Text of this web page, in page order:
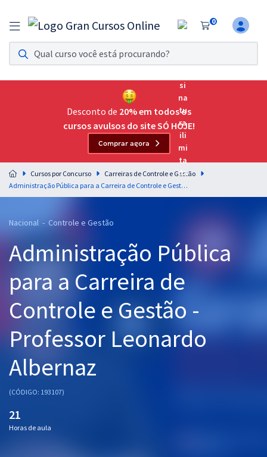
0
Assinatura Ilimitada 11
Acesso a todos os cursos. Teste grátis por 7 dias!
Assinatura OAB Até Passar
Acesso ilimitado a toda preparação para o Exame da
Residências Multiprofissionais
Preparação completa e intensiva para as principais
residências em saúde do Brasil
Cursos 20% OFF
Pós
Graduação
OAB
Mentorias
Questões grátis
Conteúdo gratuito
Desconto de 20% em todos os
cursos avulsos do site SÓ HOJE!
Comprar agora
Cursos por Concurso
Carreiras de Controle e Gestão
Administração Pública para a Carreira de Controle e Gestão - Professor Leonardo Albernaz
Nacional - Controle e Gestão
Administração Pública
para a Carreira de
Controle e Gestão -
Professor Leonardo
Albernaz
(CÓDIGO: 193107)
21
Horas de aula